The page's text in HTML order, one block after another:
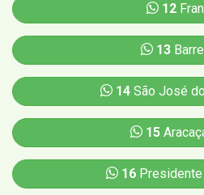
12
13
14 São José
15
16Presidente